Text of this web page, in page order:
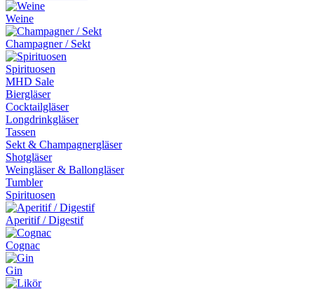
Weine
Champagner / Sekt
Spirituosen
MHD Sale
Biergläser
Cocktailgläser
Longdrinkgläser
Tassen
Sekt & Champagnergläser
Shotgläser
Weingläser & Ballongläser
Tumbler
Spirituosen
Aperitif / Digestif
Cognac
Gin